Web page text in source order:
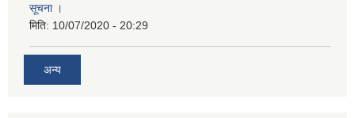
सूचना ।
मिति: 10/07/2020 - 20:29
अन्य